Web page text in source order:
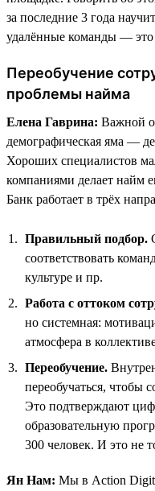
за последние 3 года
удалённые команды — это
Переобучение
проблемы найма
Елена Гаврина: Важной
демографическая яма —
Хороших специалистов
компаниями делает найм
Банк работает в трёх
Правильный подбор.
соответствовать
культуре и пр.
Работа с оттоком
но системная:
атмосфера в
Переобучение.
переобучаться, чтобы
Это подтверждают
образовательную
300 человек. И это не
Ян Нам: Мы в Action